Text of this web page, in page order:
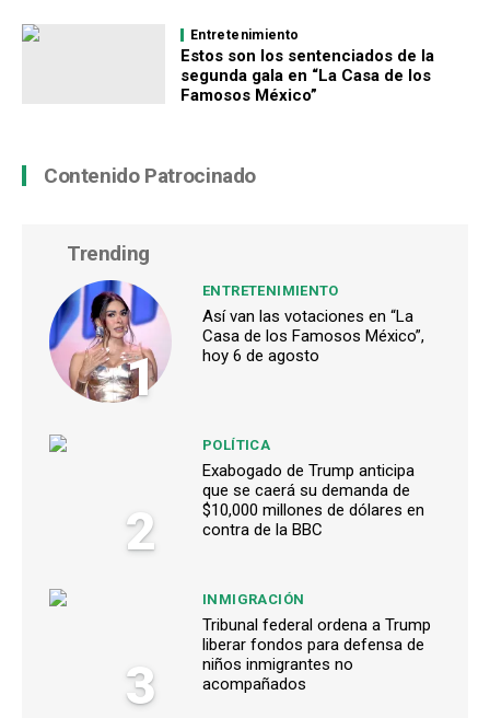
Entretenimiento
Estos son los sentenciados de la
segunda gala en “La Casa de los
Famosos México”
Contenido Patrocinado
Trending
1
ENTRETENIMIENTO
Así van las votaciones en “La
Casa de los Famosos México”,
hoy 6 de agosto
2
POLÍTICA
Exabogado de Trump anticipa
que se caerá su demanda de
$10,000 millones de dólares en
contra de la BBC
3
INMIGRACIÓN
Tribunal federal ordena a Trump
liberar fondos para defensa de
niños inmigrantes no
acompañados